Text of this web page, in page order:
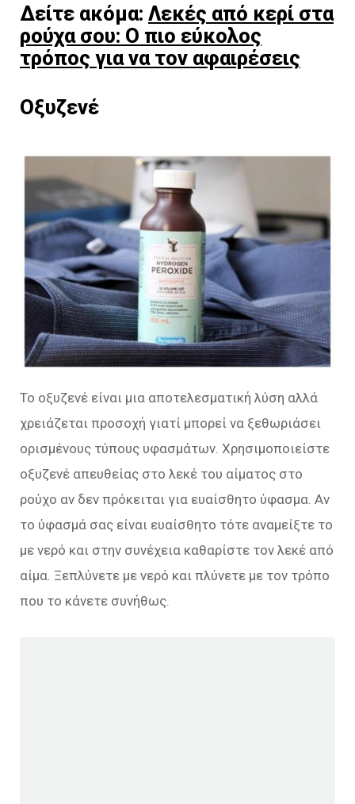
Δείτε ακόμα: Λεκές από κερί στα
ρούχα σου: Ο πιο εύκολος
τρόπος για να τον αφαιρέσεις
Οξυζενέ
Το οξυζενέ είναι μια αποτελεσματική λύση αλλά
χρειάζεται προσοχή γιατί μπορεί να ξεθωριάσει
ορισμένους τύπους υφασμάτων. Χρησιμοποιείστε
οξυζενέ απευθείας στο λεκέ του αίματος στο
ρούχο αν δεν πρόκειται για ευαίσθητο ύφασμα. Αν
το ύφασμά σας είναι ευαίσθητο τότε αναμείξτε το
με νερό και στην συνέχεια καθαρίστε τον λεκέ από
αίμα. Ξεπλύνετε με νερό και πλύνετε με τον τρόπο
που το κάνετε συνήθως.